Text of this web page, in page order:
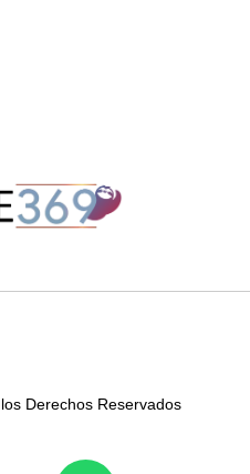
Derechos Reservados